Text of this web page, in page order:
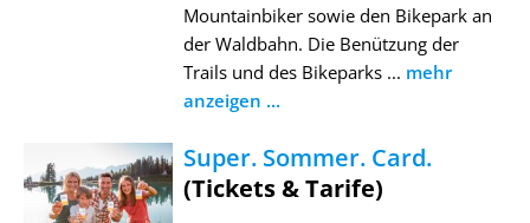
Mountainbiker sowie den Bikepark an
der Waldbahn. Die Benützung der
Trails und des Bikeparks ... mehr
anzeigen ...
Super. Sommer. Card.
(Tickets & Tarife)